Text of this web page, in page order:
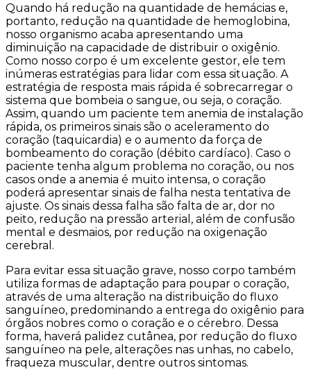
Quando há redução na quantidade de hemácias e,
portanto, redução na quantidade de hemoglobina,
nosso organismo acaba apresentando uma
diminuição na capacidade de distribuir o oxigênio.
Como nosso corpo é um excelente gestor, ele tem
inúmeras estratégias para lidar com essa situação. A
estratégia de resposta mais rápida é sobrecarregar o
sistema que bombeia o sangue, ou seja, o coração.
Assim, quando um paciente tem anemia de instalação
rápida, os primeiros sinais são o aceleramento do
coração (taquicardia) e o aumento da força de
bombeamento do coração (débito cardíaco). Caso o
paciente tenha algum problema no coração, ou nos
casos onde a anemia é muito intensa, o coração
poderá apresentar sinais de falha nesta tentativa de
ajuste. Os sinais dessa falha são falta de ar, dor no
peito, redução na pressão arterial, além de confusão
mental e desmaios, por redução na oxigenação
cerebral.
Para evitar essa situação grave, nosso corpo também
utiliza formas de adaptação para poupar o coração,
através de uma alteração na distribuição do fluxo
sanguíneo, predominando a entrega do oxigênio para
órgãos nobres como o coração e o cérebro. Dessa
forma, haverá palidez cutânea, por redução do fluxo
sanguíneo na pele, alterações nas unhas, no cabelo,
fraqueza muscular, dentre outros sintomas.